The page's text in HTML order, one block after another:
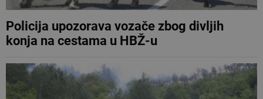
Policija upozorava vozače zbog divljih
konja na cestama u HBŽ-u